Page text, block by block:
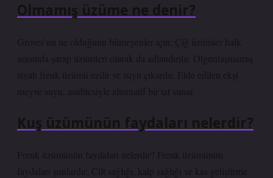
Olmamış üzüme ne denir?
Groves’un ne olduğunu bilmeyenler için; Çiğ üzümler halk
arasında şarap üzümleri olarak da adlandırılır. Olgunlaşmamış
siyah frenk üzümü ezilir ve suyu çıkarılır. Elde edilen ekşi
meyve suyu, asiditesiyle alternatif bir tat sunar.
Kuş üzümünün faydaları nelerdir?
Frenk üzümünün faydaları nelerdir? Frenk üzümünün
faydaları şunlardır; Cilt sağlığı, kalp sağlığı ve kas geliştirme